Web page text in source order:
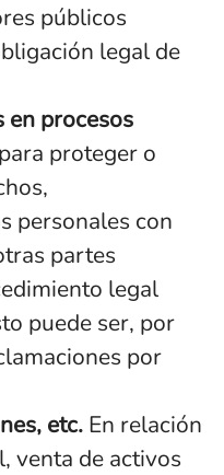
públicos
legal de
en procesos
proteger o
personales con
partes
legal
puede ser, por
por
etc. En relación
venta de activos